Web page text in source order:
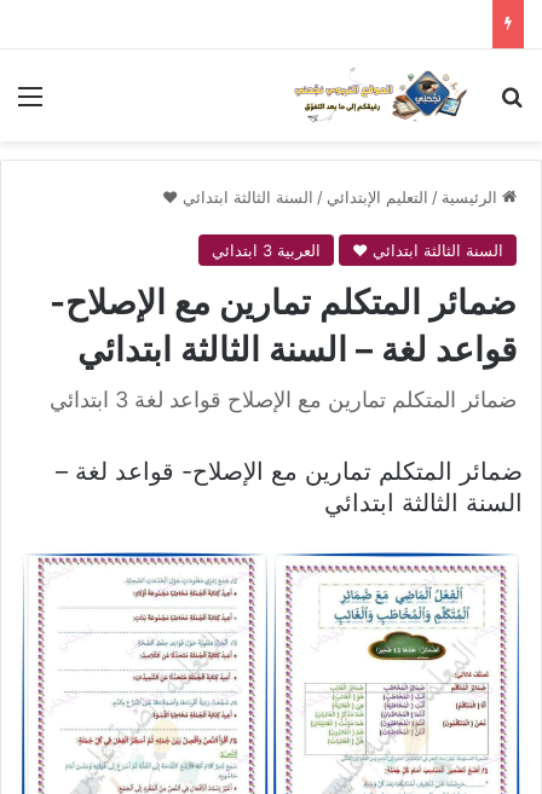
بحث عن
الرئيسية / التعليم الإبتدائي / السنة الثالثة ابتدائي ❤
السنة الثالثة ابتدائي ❤ العربية 3 ابتدائي
ضمائر المتكلم تمارين مع الإصلاح-
قواعد لغة – السنة الثالثة ابتدائي
ضمائر المتكلم تمارين مع الإصلاح قواعد لغة 3 ابتدائي
ضمائر المتكلم تمارين مع الإصلاح- قواعد لغة –
السنة الثالثة ابتدائي